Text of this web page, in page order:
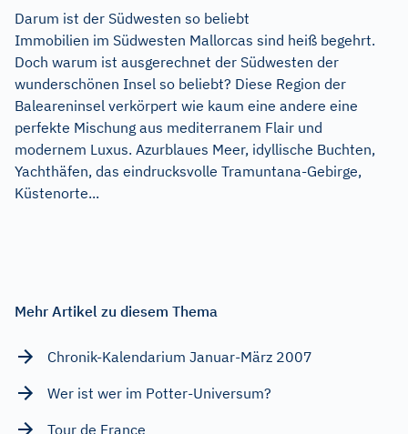
Darum ist der Südwesten so beliebt
Immobilien im Südwesten Mallorcas sind heiß begehrt.
Doch warum ist ausgerechnet der Südwesten der
wunderschönen Insel so beliebt? Diese Region der
Baleareninsel verkörpert wie kaum eine andere eine
perfekte Mischung aus mediterranem Flair und
modernem Luxus. Azurblaues Meer, idyllische Buchten,
Yachthäfen, das eindrucksvolle Tramuntana-Gebirge,
Küstenorte...
Mehr Artikel zu diesem Thema
Chronik-Kalendarium Januar-März 2007
Wer ist wer im Potter-Universum?
Tour de France